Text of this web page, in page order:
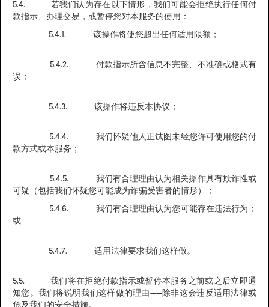
5.4. 若我们认为存在以下情形，我们可能会拒绝执行任何付
款指示、办理交易，或暂停您对本服务的使用：
5.4.1. 该操作将使您超出任何适用限额；
5.4.2. 付款指示所含信息不完整、不准确或格式有
误；
5.4.3. 该操作将违反本协议；
5.4.4. 我们怀疑他人正试图未经您许可使用您的付
款方式或本服务；
5.4.5. 我们有合理理由认为相关操作具有欺诈性或
可疑（包括我们怀疑您可能成为诈骗受害者的情形）；
5.4.6. 我们有合理理由认为您可能存在违法行为；
或
5.4.7. 适用法律要求我们这样做。
5.5. 我们将在拒绝付款指示或暂停本服务之前或之后立即通
知您。我们将说明我们这样做的理由——除非这会违反适用法律或